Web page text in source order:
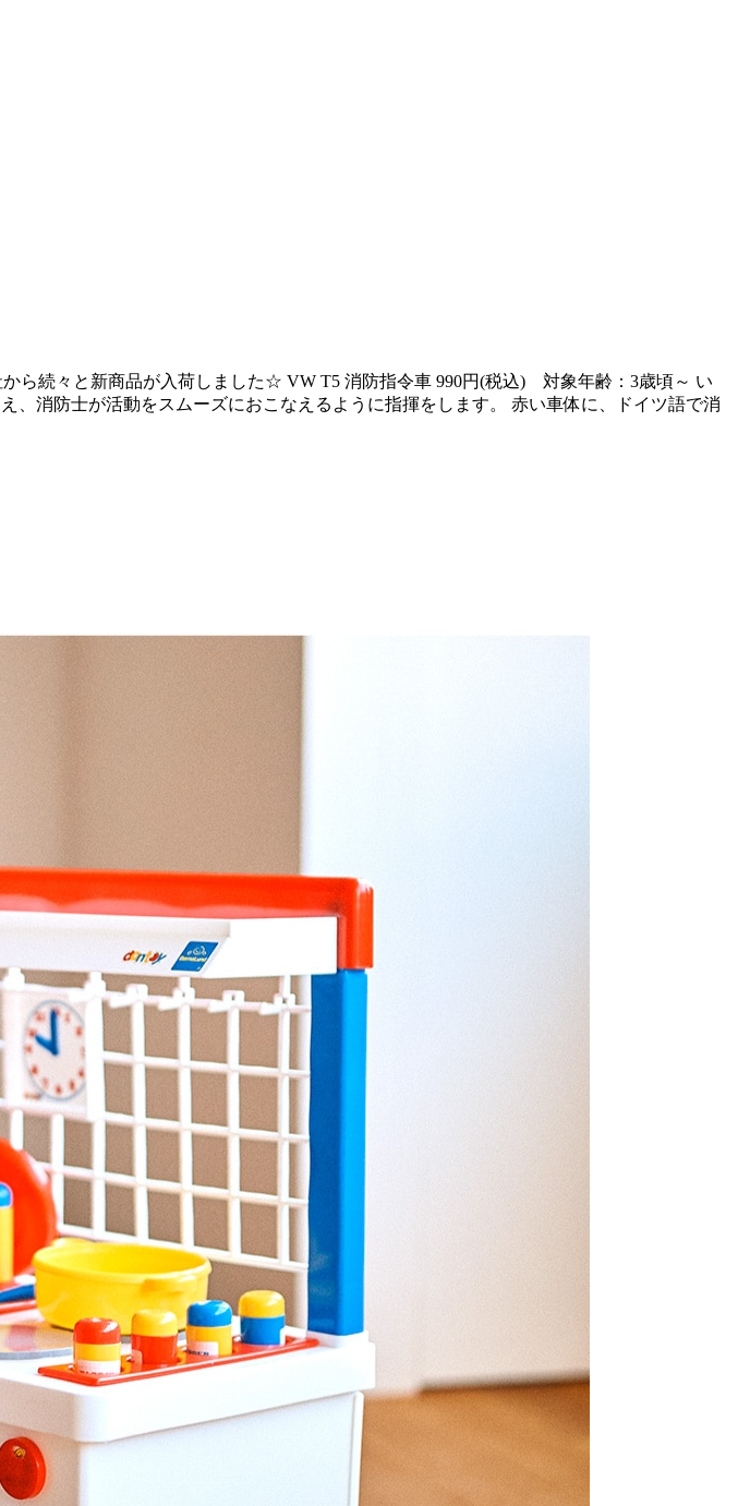
ら続々と新商品が入荷しました☆ VW T5 消防指令車 990円(税込) 対象年齢：3歳頃～ い
消防士が活動をスムーズにおこなえるように指揮をします。 赤い車体に、ドイツ語で消